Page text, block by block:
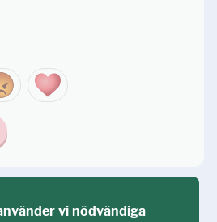
din fråga!vi nödvändiga